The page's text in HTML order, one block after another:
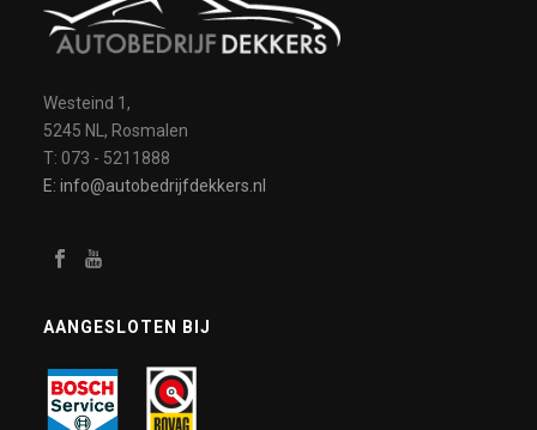
Westeind 1,
5245 NL, Rosmalen
T: 073 - 5211888
E: info@autobedrijfdekkers.nl
AANGESLOTEN BIJ